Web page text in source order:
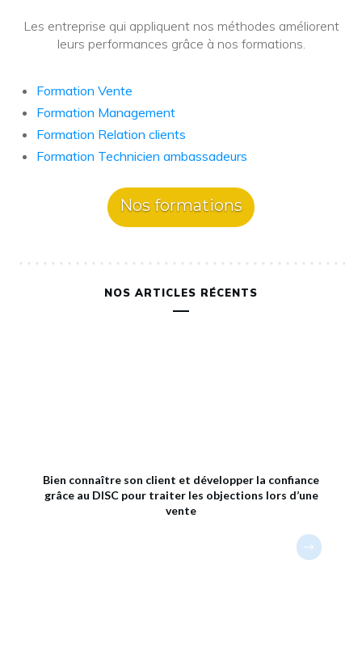
Les entreprise qui appliquent nos méthodes améliorent
leurs performances grâce à nos formations.
Formation Vente
Formation Management
Formation Relation clients
Formation Technicien ambassadeurs
Nos formations
NOS ARTICLES RÉCENTS
Bien connaître son client et développer la confiance
grâce au DISC pour traiter les objections lors d’une
vente